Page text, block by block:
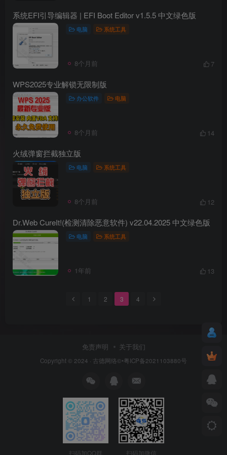
系统EFI引导编辑器 | EFI Boot Editor v1.5.5 中文绿色版
电脑 系统工具
8个月前 7
WPS2025专业解锁无限制版
办公软件 电脑
8个月前 14
火绒弹窗拦截独立版
电脑 系统工具
8个月前 12
Dr.Web CureIt!(检测清除恶意软件) v22.04.2025 中文绿色版
电脑 系统工具
1年前 13
1 2 3 4
免责声明 关于我们
Copyright © 2024 · 古德网络©•粤ICP备2021103880号
扫码加QQ群 扫码加微信